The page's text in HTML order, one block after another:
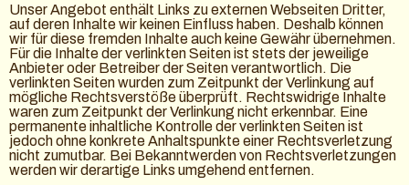
Unser Angebot enthält Links zu externen Webseiten Dritter,
auf deren Inhalte wir keinen Einfluss haben. Deshalb können
wir für diese fremden Inhalte auch keine Gewähr übernehmen.
Für die Inhalte der verlinkten Seiten ist stets der jeweilige
Anbieter oder Betreiber der Seiten verantwortlich. Die
verlinkten Seiten wurden zum Zeitpunkt der Verlinkung auf
mögliche Rechtsverstöße überprüft. Rechtswidrige Inhalte
waren zum Zeitpunkt der Verlinkung nicht erkennbar. Eine
permanente inhaltliche Kontrolle der verlinkten Seiten ist
jedoch ohne konkrete Anhaltspunkte einer Rechtsverletzung
nicht zumutbar. Bei Bekanntwerden von Rechtsverletzungen
werden wir derartige Links umgehend entfernen.